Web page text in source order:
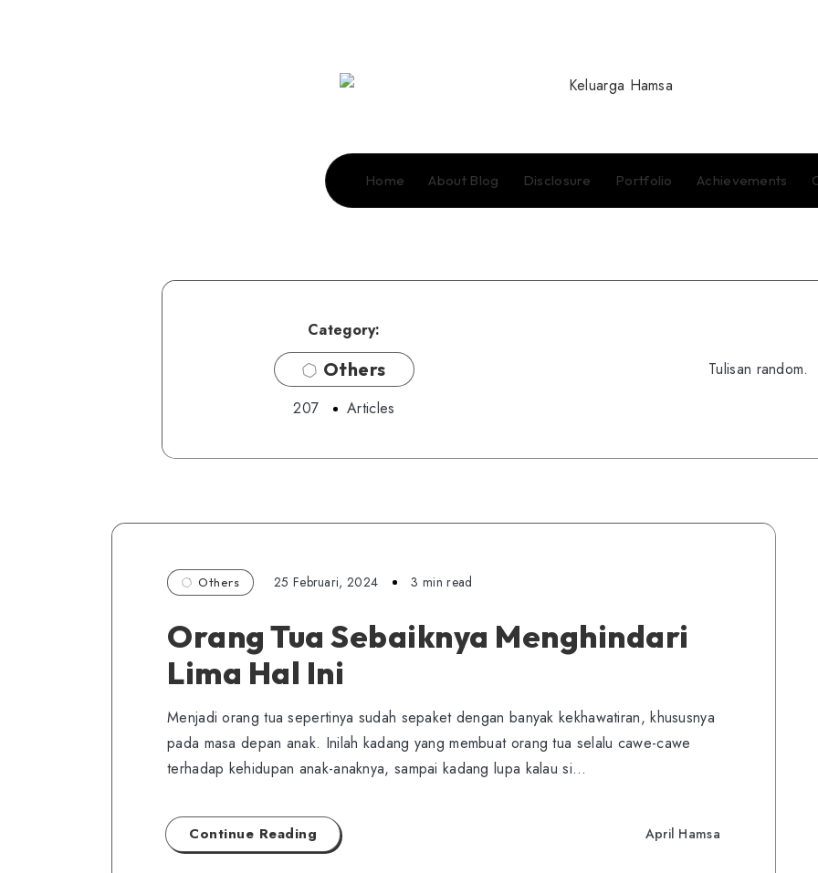
Home About Blog Disclosure Portfolio Achievements
Category:
Others
207 Articles
Tulisan random.
Others 25 Februari, 2024 3 min read
Orang Tua Sebaiknya Menghindari
Lima Hal Ini
Menjadi orang tua sepertinya sudah sepaket dengan banyak kekhawatiran, khususnya
pada masa depan anak. Inilah kadang yang membuat orang tua selalu cawe-cawe
terhadap kehidupan anak-anaknya, sampai kadang lupa kalau si…
Continue Reading April Hamsa